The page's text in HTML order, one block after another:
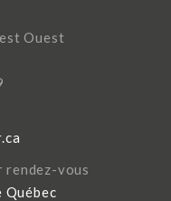
Ouest
rendez-vous